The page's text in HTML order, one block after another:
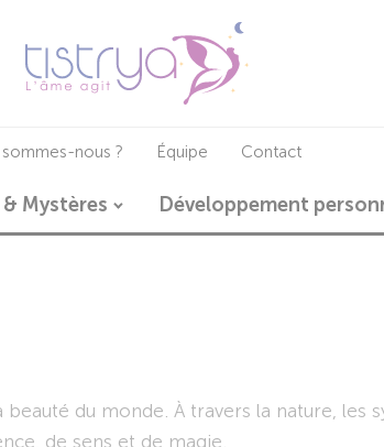
nous ? Équipe Contact
Mystères Développement
du monde. À travers la nature,
de sens et de magie.